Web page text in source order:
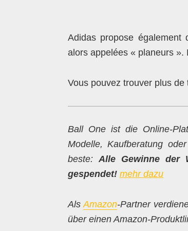
Adidas propose également
alors appelées « planeurs
Vous pouvez trouver plus de
Ball One ist die Online-
Modelle, Kaufberatung
beste:Alle Gewinne der
gespendet! mehr dazu
AlsAmazon-Partner
über einen Amazon-